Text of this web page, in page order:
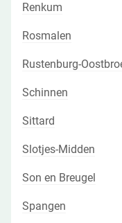
Renkum
Rosmalen
Rustenburg-
Schinnen
Sittard
Slotjes-Midden
Son en Breugel
Spangen